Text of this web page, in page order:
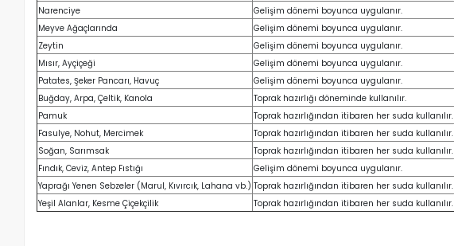
Narenciye
Gelişim dönemi boyunca uygulanır.
Meyve Ağaçlarında
Gelişim dönemi boyunca uygulanır.
Zeytin
Gelişim dönemi boyunca uygulanır.
Mısır, Ayçiçeği
Gelişim dönemi boyunca uygulanır.
Patates, Şeker Pancarı, Havuç
Gelişim dönemi boyunca uygulanır.
Buğday, Arpa, Çeltik, Kanola
Toprak hazırlığı döneminde kullanılır.
Pamuk
Toprak hazırlığından itibaren her suda kullanılır.
Fasulye, Nohut, Mercimek
Toprak hazırlığından itibaren her suda kullanılır.
Soğan, Sarımsak
Toprak hazırlığından itibaren her suda kullanılır.
Fındık, Ceviz, Antep Fıstığı
Gelişim dönemi boyunca uygulanır.
Yaprağı Yenen Sebzeler (Marul, Kıvırcık, Lahana vb.) Toprak hazırlığından itibaren her suda kullanılır.
Yeşil Alanlar, Kesme Çiçekçilik
Toprak hazırlığından itibaren her suda kullanılır.